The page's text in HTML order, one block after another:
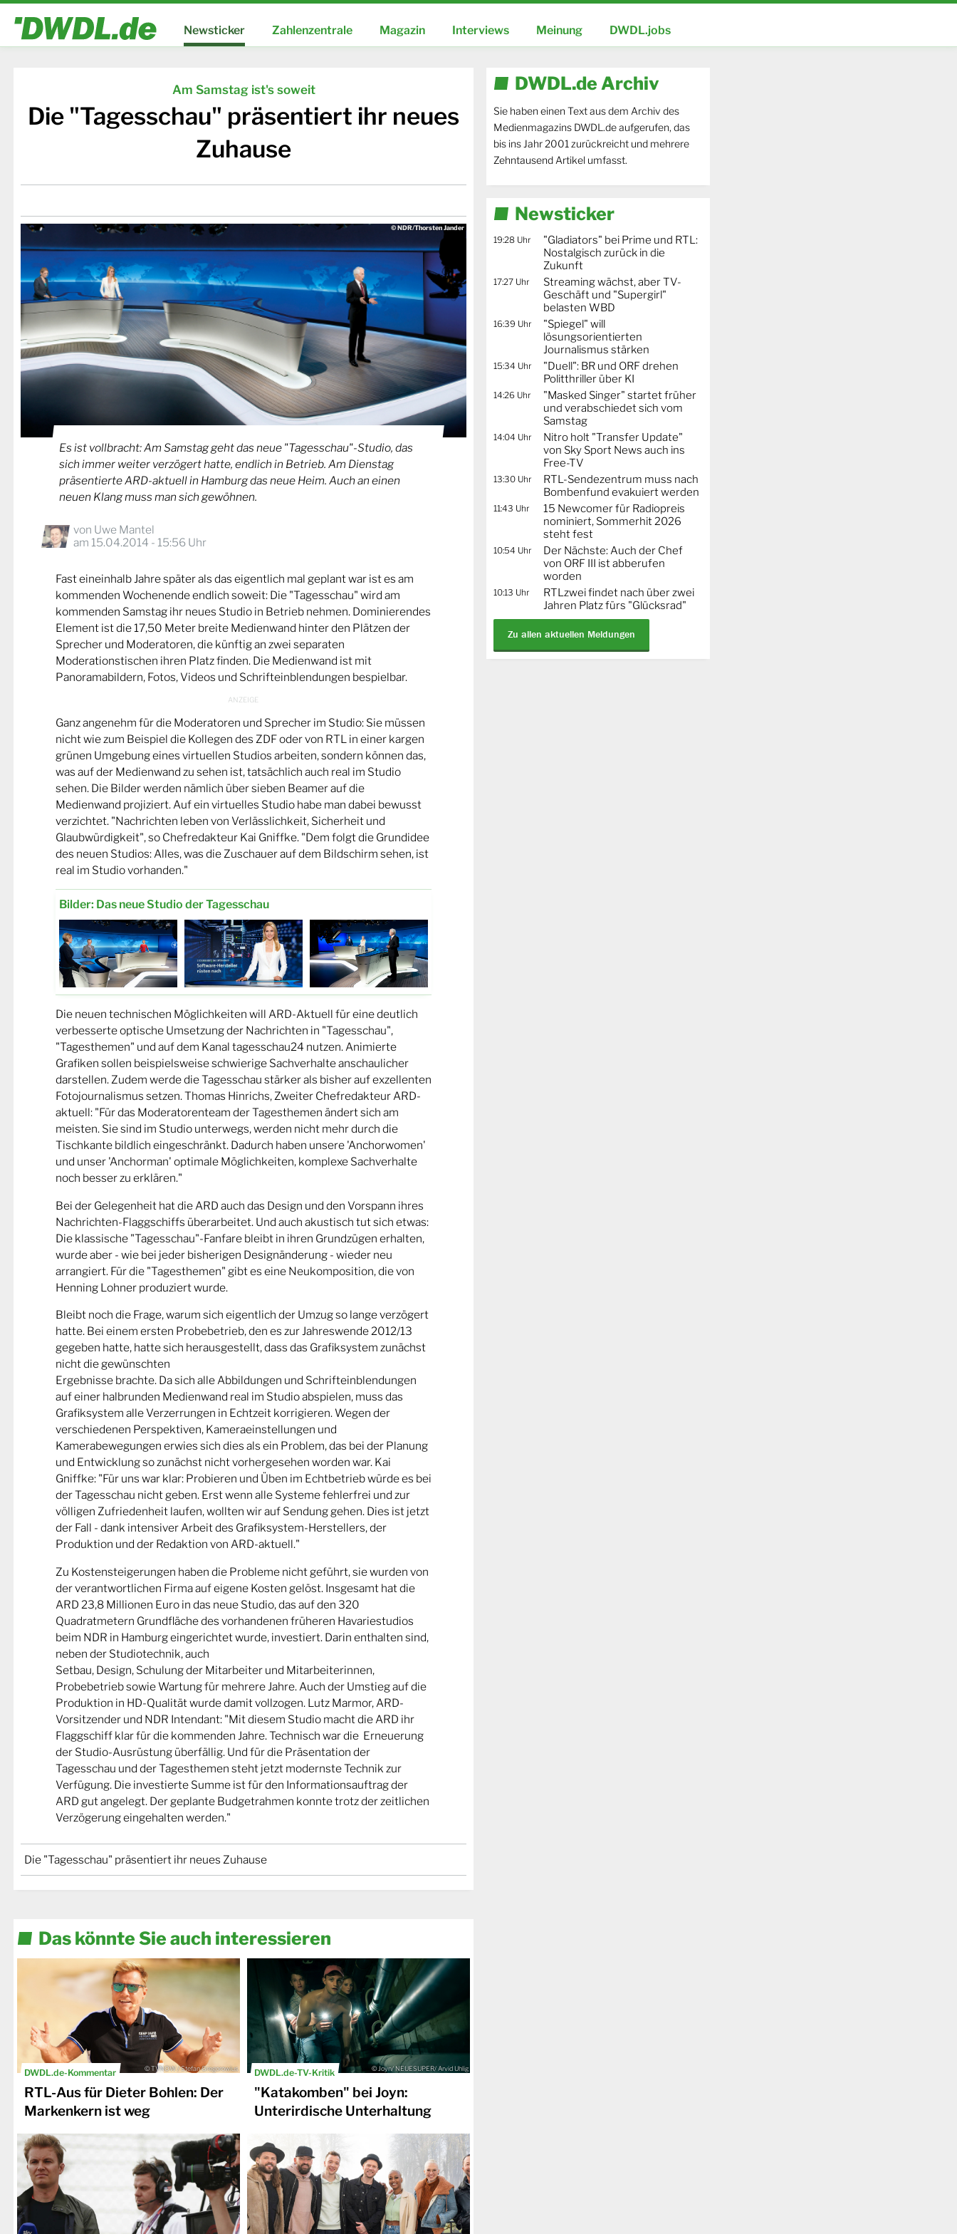
Newsticker Zahlenzentrale Magazin Interviews Meinung DWDL.jobs
Am Samstag ist's soweit
Die "Tagesschau" präsentiert ihr neues
Zuhause
© NDR/Thorsten Jander
Es ist vollbracht: Am Samstag geht das neue "Tagesschau"-Studio, das
sich immer weiter verzögert hatte, endlich in Betrieb. Am Dienstag
präsentierte ARD-aktuell in Hamburg das neue Heim. Auch an einen
neuen Klang muss man sich gewöhnen.
von Uwe Mantel
am 15.04.2014 - 15:56 Uhr
Fast eineinhalb Jahre später als das eigentlich mal geplant war ist es am
kommenden Wochenende endlich soweit: Die "Tagesschau" wird am
kommenden Samstag ihr neues Studio in Betrieb nehmen. Dominierendes
Element ist die 17,50 Meter breite Medienwand hinter den Plätzen der
Sprecher und Moderatoren, die künftig an zwei separaten
Moderationstischen ihren Platz finden. Die Medienwand ist mit
Panoramabildern, Fotos, Videos und Schrifteinblendungen bespielbar.
Ganz angenehm für die Moderatoren und Sprecher im Studio: Sie müssen
nicht wie zum Beispiel die Kollegen des ZDF oder von RTL in einer kargen
grünen Umgebung eines virtuellen Studios arbeiten, sondern können das,
was auf der Medienwand zu sehen ist, tatsächlich auch real im Studio
sehen. Die Bilder werden nämlich über sieben Beamer auf die
Medienwand projiziert. Auf ein virtuelles Studio habe man dabei bewusst
verzichtet. "Nachrichten leben von Verlässlichkeit, Sicherheit und
Glaubwürdigkeit", so Chefredakteur Kai Gniffke. "Dem folgt die Grundidee
des neuen Studios: Alles, was die Zuschauer auf dem Bildschirm sehen, ist
real im Studio vorhanden."
Bilder: Das neue Studio der Tagesschau
Die neuen technischen Möglichkeiten will ARD-Aktuell für eine deutlich
verbesserte optische Umsetzung der Nachrichten in "Tagesschau",
"Tagesthemen" und auf dem Kanal tagesschau24 nutzen. Animierte
Grafiken sollen beispielsweise schwierige Sachverhalte anschaulicher
darstellen. Zudem werde die Tagesschau stärker als bisher auf exzellenten
Fotojournalismus setzen. Thomas Hinrichs, Zweiter Chefredakteur ARD-
aktuell: "Für das Moderatorenteam der Tagesthemen ändert sich am
meisten. Sie sind im Studio unterwegs, werden nicht mehr durch die
Tischkante bildlich eingeschränkt. Dadurch haben unsere 'Anchorwomen'
und unser 'Anchorman' optimale Möglichkeiten, komplexe Sachverhalte
noch besser zu erklären."
Bei der Gelegenheit hat die ARD auch das Design und den Vorspann ihres
Nachrichten-Flaggschiffs überarbeitet. Und auch akustisch tut sich etwas:
Die klassische "Tagesschau"-Fanfare bleibt in ihren Grundzügen erhalten,
wurde aber - wie bei jeder bisherigen Designänderung - wieder neu
arrangiert. Für die "Tagesthemen" gibt es eine Neukomposition, die von
Henning Lohner produziert wurde.
Bleibt noch die Frage, warum sich eigentlich der Umzug so lange verzögert
hatte. Bei einem ersten Probebetrieb, den es zur Jahreswende 2012/13
gegeben hatte, hatte sich herausgestellt, dass das Grafiksystem zunächst
nicht die gewünschten
Ergebnisse brachte. Da sich alle Abbildungen und Schrifteinblendungen
auf einer halbrunden Medienwand real im Studio abspielen, muss das
Grafiksystem alle Verzerrungen in Echtzeit korrigieren. Wegen der
verschiedenen Perspektiven, Kameraeinstellungen und
Kamerabewegungen erwies sich dies als ein Problem, das bei der Planung
und Entwicklung so zunächst nicht vorhergesehen worden war. Kai
Gniffke: "Für uns war klar: Probieren und Üben im Echtbetrieb würde es bei
der Tagesschau nicht geben. Erst wenn alle Systeme fehlerfrei und zur
völligen Zufriedenheit laufen, wollten wir auf Sendung gehen. Dies ist jetzt
der Fall - dank intensiver Arbeit des Grafiksystem-Herstellers, der
Produktion und der Redaktion von ARD-aktuell."
Zu Kostensteigerungen haben die Probleme nicht geführt, sie wurden von
der verantwortlichen Firma auf eigene Kosten gelöst. Insgesamt hat die
ARD 23,8 Millionen Euro in das neue Studio, das auf den 320
Quadratmetern Grundfläche des vorhandenen früheren Havariestudios
beim NDR in Hamburg eingerichtet wurde, investiert. Darin enthalten sind,
neben der Studiotechnik, auch
Setbau, Design, Schulung der Mitarbeiter und Mitarbeiterinnen,
Probebetrieb sowie Wartung für mehrere Jahre. Auch der Umstieg auf die
Produktion in HD-Qualität wurde damit vollzogen. Lutz Marmor, ARD-
Vorsitzender und NDR Intendant: "Mit diesem Studio macht die ARD ihr
Flaggschiff klar für die kommenden Jahre. Technisch war die Erneuerung
der Studio-Ausrüstung überfällig. Und für die Präsentation der
Tagesschau und der Tagesthemen steht jetzt modernste Technik zur
Verfügung. Die investierte Summe ist für den Informationsauftrag der
ARD gut angelegt. Der geplante Budgetrahmen konnte trotz der zeitlichen
Verzögerung eingehalten werden."
Die "Tagesschau" präsentiert ihr neues Zuhause
Das könnte Sie auch interessieren
DWDL.de-Kommentar © TVNOW / Stefan Gregorowius
RTL-Aus für Dieter Bohlen: Der
Markenkern ist weg
DWDL.de-TV-Kritik © Joyn/ NEUESUPER/ Arvid Uhlig
"Katakomben" bei Joyn:
Unterirdische Unterhaltung
DWDL.de Archiv
Sie haben einen Text aus dem Archiv des
Medienmagazins DWDL.de aufgerufen, das
bis ins Jahr 2001 zurückreicht und mehrere
Zehntausend Artikel umfasst.
Newsticker
19:28 Uhr
"Gladiators" bei Prime und RTL:
Nostalgisch zurück in die
Zukunft
17:27 Uhr
Streaming wächst, aber TV-
Geschäft und "Supergirl"
belasten WBD
16:39 Uhr
"Spiegel" will
lösungsorientierten
Journalismus stärken
15:34 Uhr
"Duell": BR und ORF drehen
Politthriller über KI
14:26 Uhr
"Masked Singer" startet früher
und verabschiedet sich vom
Samstag
14:04 Uhr
Nitro holt "Transfer Update"
von Sky Sport News auch ins
Free-TV
13:30 Uhr
RTL-Sendezentrum muss nach
Bombenfund evakuiert werden
11:43 Uhr
15 Newcomer für Radiopreis
nominiert, Sommerhit 2026
steht fest
10:54 Uhr
Der Nächste: Auch der Chef
von ORF III ist abberufen
worden
10:13 Uhr
RTLzwei findet nach über zwei
Jahren Platz fürs "Glücksrad"
Zu allen aktuellen Meldungen